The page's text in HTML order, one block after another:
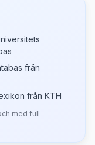
från
från KTH
med full